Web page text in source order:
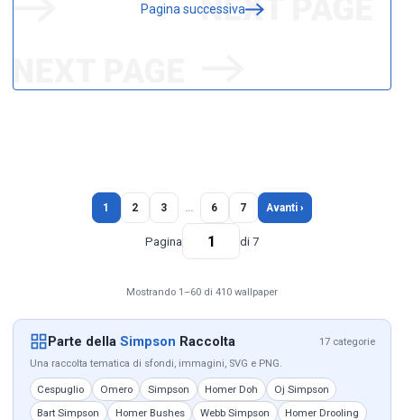
Pagina successiva
1 2 3 … 6 7 Avanti ›
Pagina di 7
Mostrando 1–60 di 410 wallpaper
Parte della Simpson Raccolta
17 categorie
Una raccolta tematica di sfondi, immagini, SVG e PNG.
Cespuglio Omero Simpson Homer Doh
Oj Simpson
Bart Simpson
Homer Bushes Webb Simpson
Homer Drooling